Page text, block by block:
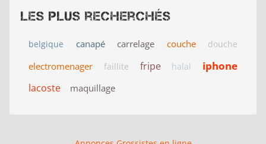
Les plus recherchés
belgique canapé carrelage couche douche
electromenager faillite fripe halal iphone
lacoste maquillage